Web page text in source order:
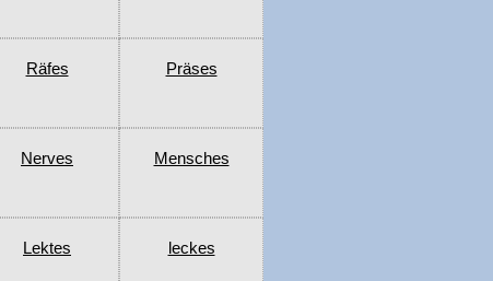
Räfes Präses
Nerves Mensches
Lektes leckes